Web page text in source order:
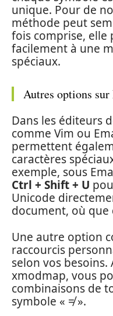
unique. Pour de
méthode peut
fois comprise, elle
facilement à une
spéciaux.
Autres options
Dans les éditeurs
comme Vim ou
permettent
caractères
exemple, sous
Ctrl + Shift + U
Unicode
document, où que
Une autre option
raccourcis
selon vos besoins.
xmodmap, vous
combinaisons de
symbole « ≠ ».